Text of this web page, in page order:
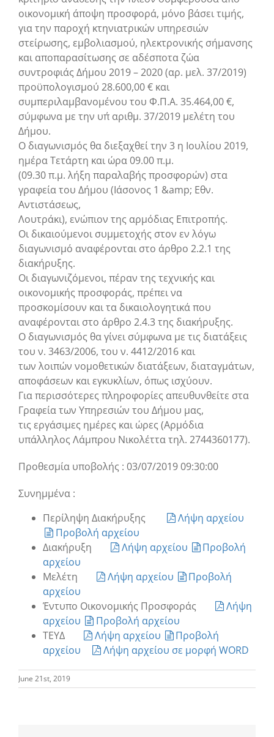
οικονομική άποψη προσφορά, μόνο βάσει τιμής,
για την παροχή κτηνιατρικών υπηρεσιών
στείρωσης, εμβολιασμού, ηλεκτρονικής σήμανσης
και αποπαρασίτωσης σε αδέσποτα ζώα
συντροφιάς Δήμου 2019 – 2020 (αρ. μελ. 37/2019)
προϋπολογισμού 28.600,00 € και
συμπεριλαμβανομένου του Φ.Π.Α. 35.464,00 €,
σύμφωνα με την υπ΄ αριθμ. 37/2019 μελέτη του
Δήμου.
Ο διαγωνισμός θα διεξαχθεί την 3 η Ιουλίου 2019,
ημέρα Τετάρτη και ώρα 09.00 π.μ.
(09.30 π.μ. λήξη παραλαβής προσφορών) στα
γραφεία του Δήμου (Ιάσονος 1 &amp; Εθν.
Αντιστάσεως,
Λουτράκι), ενώπιον της αρμόδιας Επιτροπής.
Οι δικαιούμενοι συμμετοχής στον εν λόγω
διαγωνισμό αναφέρονται στο άρθρο 2.2.1 της
διακήρυξης.
Οι διαγωνιζόμενοι, πέραν της τεχνικής και
οικονομικής προσφοράς, πρέπει να
προσκομίσουν και τα δικαιολογητικά που
αναφέρονται στο άρθρο 2.4.3 της διακήρυξης.
Ο διαγωνισμός θα γίνει σύμφωνα με τις διατάξεις
του ν. 3463/2006, του ν. 4412/2016 και
των λοιπών νομοθετικών διατάξεων, διαταγμάτων,
αποφάσεων και εγκυκλίων, όπως ισχύουν.
Για περισσότερες πληροφορίες απευθυνθείτε στα
Γραφεία των Υπηρεσιών του Δήμου μας,
τις εργάσιμες ημέρες και ώρες (Αρμόδια
υπάλληλος Λάμπρου Νικολέττα τηλ. 2744360177).
Προθεσμία υποβολής : 03/07/2019 09:30:00
Συνημμένα :
Περίληψη Διακήρυξης
Λήψη αρχείου
Προβολή αρχείου
Διακήρυξη
Λήψη αρχείου
Προβολή
αρχείου
Μελέτη
Λήψη αρχείου
Προβολή
αρχείου
Έντυπο Οικονομικής Προσφοράς
Λήψη
αρχείου
Προβολή αρχείου
ΤΕΥΔ
Λήψη αρχείου
Προβολή
αρχείου
Λήψη αρχείου σε μορφή WORD
June 21st, 2019